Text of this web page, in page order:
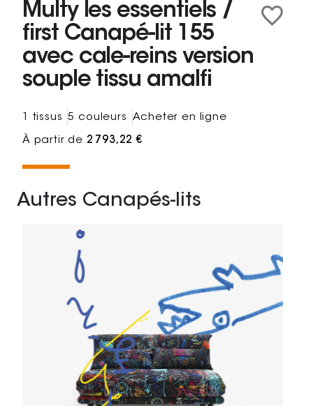
Multy les essentiels /
first Canapé-lit 155
avec cale-reins version
souple tissu amalfi
1 tissus 5 couleurs Acheter en ligne
À partir de 2 793,22 €
Autres Canapés-lits